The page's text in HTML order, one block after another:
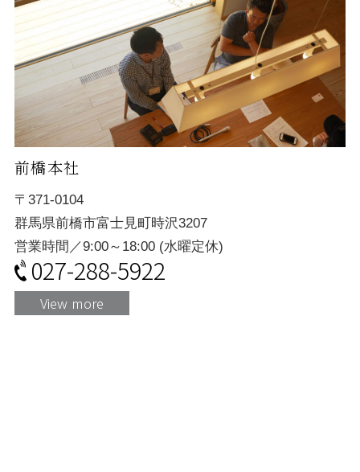
前橋本社
〒371-0104
群馬県前橋市富士見町時沢3207
営業時間／9:00～18:00 (水曜定休)
027-288-5922
View more